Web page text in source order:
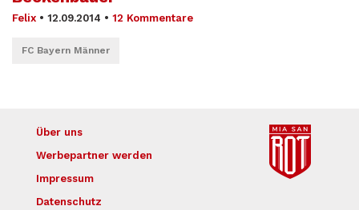
Felix • 12.09.2014 • 12 Kommentare
FC Bayern Männer
Über uns
Werbepartner werden
Impressum
Datenschutz